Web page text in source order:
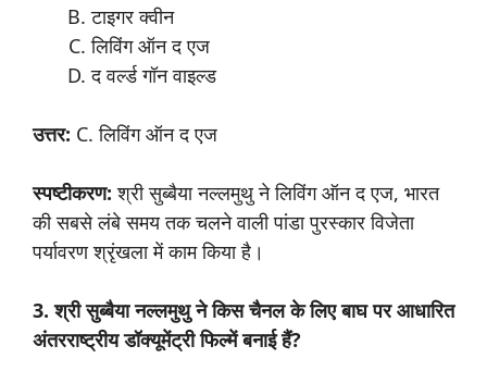
टाइगर क्वीन
लिविंग ऑन द एज
द वर्ल्ड गॉन वाइल्ड
उत्तर: C. लिविंग ऑन द एज
स्पष्टीकरण:श्री सुब्बैया नल्लमुथु ने लिविंग ऑन द एज, भारत
की सबसे लंबे समय तक चलने वाली पांडा पुरस्कार विजेता
पर्यावरण श्रृंखला में काम किया है।
3. श्री सुब्बैया नल्लमुथु ने किस चैनल के लिए बाघ पर आधारित
अंतरराष्ट्रीय डॉक्यूमेंट्री फिल्में बनाई हैं?